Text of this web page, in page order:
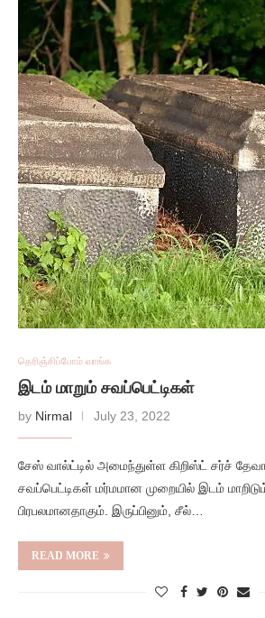
தெரிஞ்சிப்போம் வாங்க
இடம் மாறும் சவப்பெட்டிகள்
by Nirmal July 23, 2022
சேஸ் வால்ட்டில் அமைந்துள்ள கிறிஸ்ட் சர்ச்
சவப்பெட்டிகள் மர்மமான முறையில் இடம்
பிரபலமானதாகும். இருப்பினும், சீல்…
READ MORE